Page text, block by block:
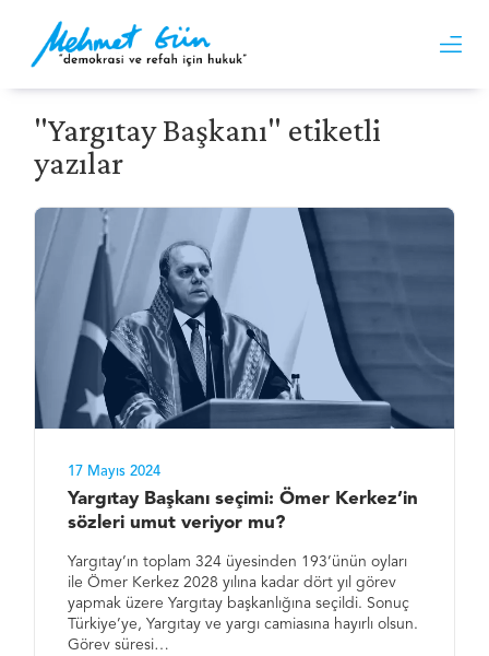
"Yargıtay Başkanı" etiketli
yazılar
17 Mayıs 2024
Yargıtay Başkanı seçimi: Ömer Kerkez’in
sözleri umut veriyor mu?
Yargıtay’ın toplam 324 üyesinden 193’ünün oyları
ile Ömer Kerkez 2028 yılına kadar dört yıl görev
yapmak üzere Yargıtay başkanlığına seçildi. Sonuç
Türkiye’ye, Yargıtay ve yargı camiasına hayırlı olsun.
Görev süresi…